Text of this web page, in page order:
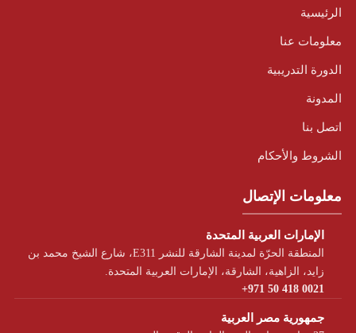
الرئيسية
معلومات عنا
الدورة التدريبية
المدونة
اتصل بنا
الشروط والأحكام
معلومات الإتصال
الإمارات العربية المتحدة
المنطقة الحرّة لمدينة الشارقة للنشر E311، شارع الشيخ محمد بن
زايد، الزاهية، الشارقة، الإمارات العربية المتحدة.
+971 50 418 0021
جمهورية مصر العربية